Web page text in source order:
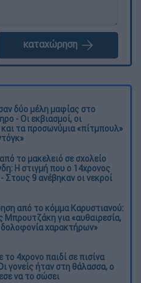
καταχώρηση
δύο μέλη μαφίας στο
- Οι εκβιασμοί, οι
τα προσωνύμια «πίτμπουλ»
το μακελειό σε σχολείο
Η στιγμή που ο 14χρονος
Στους 9 ανέβηκαν οι νεκροί
από το κόμμα Καρυστιανού:
Μπρουτζάκη για «αυθαιρεσία,
χαρακτήρων»
το 4χρονο παιδί σε πισίνα
γονείς ήταν στη θάλασσα, ο
να το σώσει